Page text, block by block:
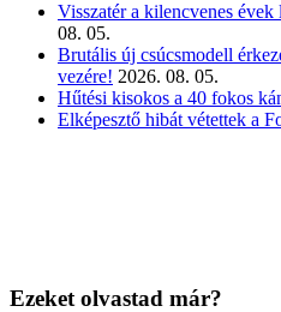
Visszatér a kilencvenes
08. 05.
Brutális új csúcsmodell
vezére! 2026. 08. 05.
Hűtési kisokos a 40 fokos
Elképesztő hibát vétettek a
Ezeket olvastad már?